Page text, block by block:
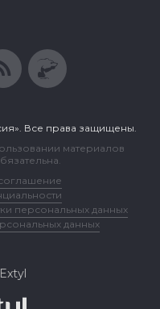
Все права защищены.
материалов
персональных данных
данных